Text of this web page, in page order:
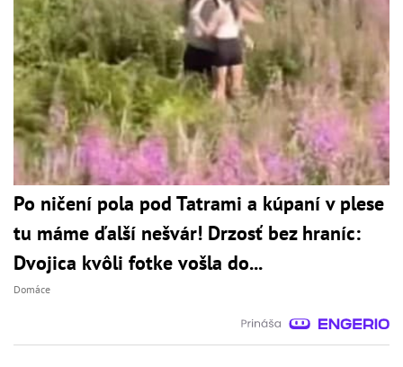
Po ničení pola pod Tatrami a kúpaní v plese
tu máme ďalší nešvár! Drzosť bez hraníc:
Dvojica kvôli fotke vošla do...
Domáce